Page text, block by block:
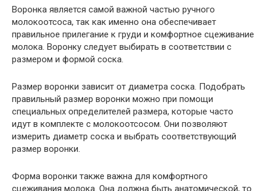
Воронка является самой важной частью ручного
молокоотсоса, так как именно она обеспечивает
правильное прилегание к груди и комфортное сцеживание
молока. Воронку следует выбирать в соответствии с
размером и формой соска.
Размер воронки зависит от диаметра соска. Подобрать
правильный размер воронки можно при помощи
специальных определителей размера, которые часто
идут в комплекте с молокоотсосом. Они позволяют
измерить диаметр соска и выбрать соответствующий
размер воронки.
Форма воронки также важна для комфортного
сцеживания молока. Она должна быть анатомической, то